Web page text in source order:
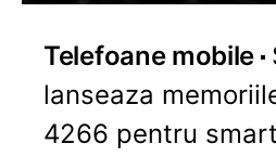
Telefoane mobile
lanseaza
4266 pentru